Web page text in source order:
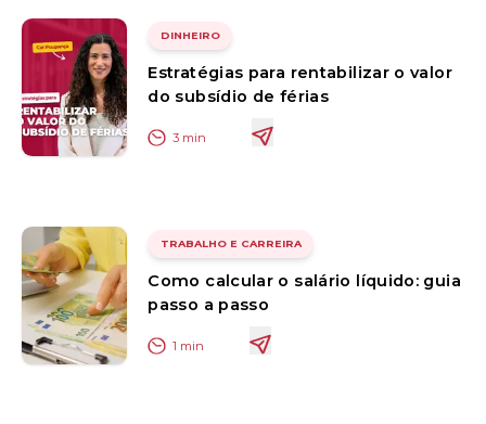
DINHEIRO
Estratégias para rentabilizar o valor
do subsídio de férias
3 min
TRABALHO E CARREIRA
Como calcular o salário líquido: guia
passo a passo
1 min